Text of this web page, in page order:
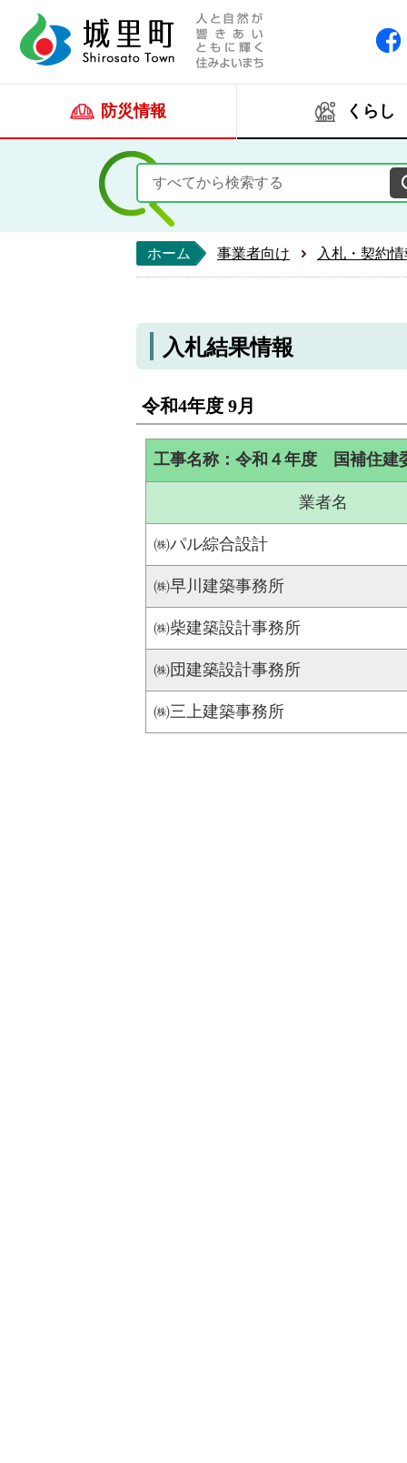
防災情報 くらし
ホーム 事業者向け 入札・契約
入札結果情報
令和4年度 9月
工事名称：令和４年度 国補住建
業者名
㈱パル綜合設計
㈱早川建築事務所
㈱柴建築設計事務所
㈱団建築設計事務所
㈱三上建築事務所